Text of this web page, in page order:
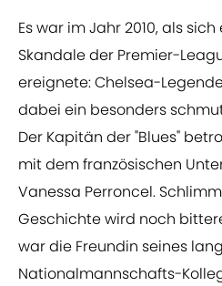
​Es war im Jahr 2010, als
Skandale der Premier-
ereignete: Chelsea-
dabei ein besonders
Der Kapitän der "Blues"
mit dem französischen
Vanessa Perroncel.
Geschichte wird noch
war die Freundin seines
Nationalmannschafts-